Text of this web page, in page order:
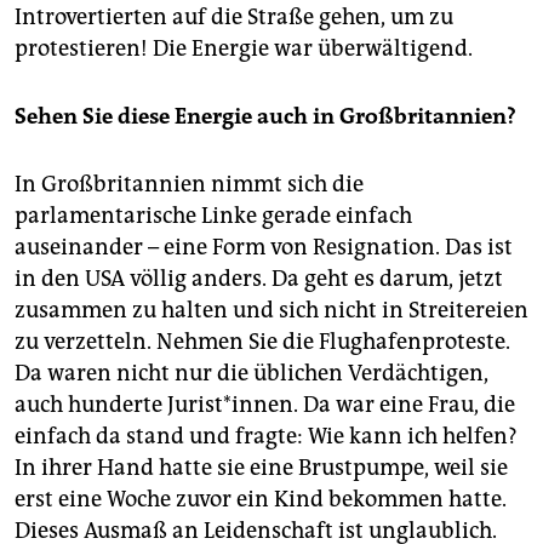
Introvertierten auf die Straße gehen, um zu
protestieren! Die Energie war überwältigend.
Sehen Sie diese Energie auch in Großbritannien?
In Großbritannien nimmt sich die
parlamentarische Linke gerade einfach
auseinander – eine Form von Resignation. Das ist
in den USA völlig anders. Da geht es darum, jetzt
zusammen zu halten und sich nicht in Streitereien
zu verzetteln. Nehmen Sie die Flughafenproteste.
Da waren nicht nur die üblichen Verdächtigen,
auch hunderte Jurist*innen. Da war eine Frau, die
einfach da stand und fragte: Wie kann ich helfen?
In ihrer Hand hatte sie eine Brustpumpe, weil sie
erst eine Woche zuvor ein Kind bekommen hatte.
Dieses Ausmaß an Leidenschaft ist unglaublich.